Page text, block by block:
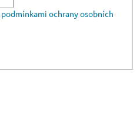
podmínkami ochrany osobních